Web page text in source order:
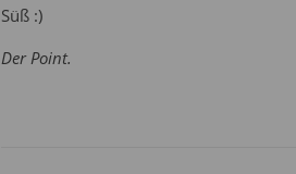
Süß :)
Der Point.